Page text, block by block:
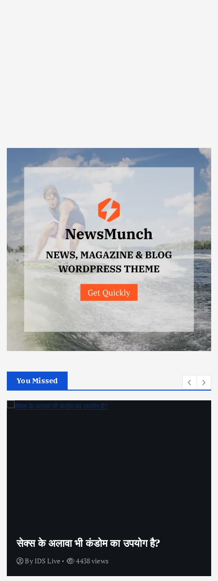
You Missed
सेक्स के अलावा भी कंडोम का उपयोग है?
By IDS Live 4438 views